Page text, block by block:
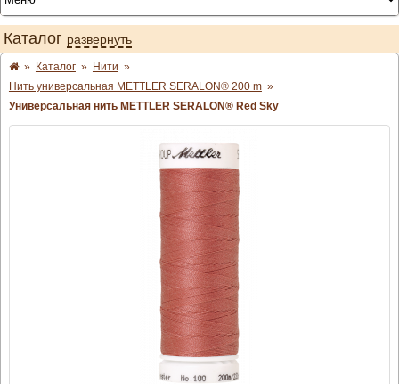
Каталог развернуть
» Каталог » Нити »
Нить универсальная METTLER SERALON® 200 m »
Универсальная нить METTLER SERALON® Red Sky